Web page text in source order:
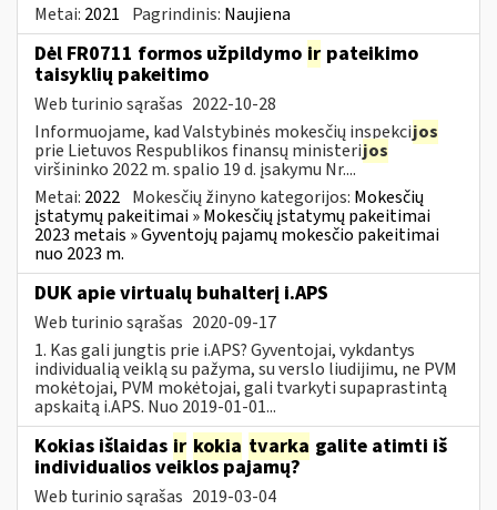
Metai: 2021 Pagrindinis: Naujiena
Dėl FR0711 formos užpildymo ir pateikimo
taisyklių pakeitimo
Web turinio sąrašas 2022-10-28
Informuojame, kad Valstybinės mokesčių inspekcijos
prie Lietuvos Respublikos finansų ministerijos
viršininko 2022 m. spalio 19 d. įsakymu Nr....
Metai: 2022 Mokesčių žinyno kategorijos: Mokesčių
įstatymų pakeitimai » Mokesčių įstatymų pakeitimai
2023 metais » Gyventojų pajamų mokesčio pakeitimai
nuo 2023 m.
DUK apie virtualų buhalterį i.APS
Web turinio sąrašas 2020-09-17
1. Kas gali jungtis prie i.APS? Gyventojai, vykdantys
individualią veiklą su pažyma, su verslo liudijimu, ne PVM
mokėtojai, PVM mokėtojai, gali tvarkyti supaprastintą
apskaitą i.APS. Nuo 2019-01-01...
Kokias išlaidas ir kokia tvarka galite atimti iš
individualios veiklos pajamų?
Web turinio sąrašas 2019-03-04